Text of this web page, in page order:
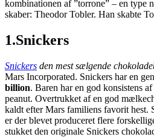
kombinationen af ”torrone” – en type
skaber: Theodor Tobler. Han skabte
1.Snickers
Snickers den mest sælgende
Mars Incorporated. Snickers har en
billion. Baren har en god konsistens
peanut. Overtrukket af en god
kaldt efter Mars familiens favorit hest.
er der blevet produceret flere
stukket den originale Snickers